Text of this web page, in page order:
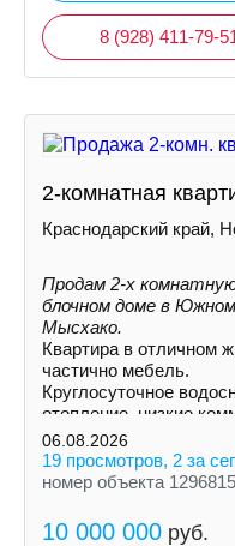
8 (928) 411-79-
2-комнатная
Краснодарский край,
Продам 2-х
блочном доме в Южном
Мысхако.
Квартира в отличном
частично мебель.
Круглосуточное
отопление, низкие
06.08.2026
19 просмотров, 2 за
номер объекта
10 000 000 руб.